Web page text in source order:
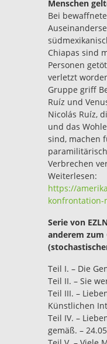
Menschen
Bei
Chiapas sind
Personen
verletzt
Gruppe griff
Ruíz und
Nicolás Ruíz,
und das
sind, machen
Verbrechen
Weiterlesen:
https://
konfrontation-
Serie von
anderem
Teil I. – Die
Teil II. – Sie
Teil III. –
Künstlichen
Teil IV. –
gemäß. –